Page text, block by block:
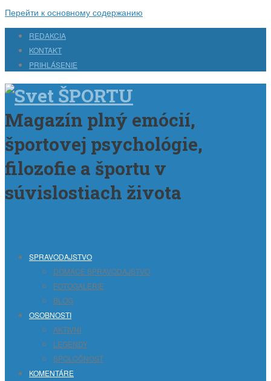
Перейти к основному содержанию
REDAKCIA
KONTAKT
PRIHLÁSENIE
Magazín plný emócií,
športovej psychológie,
filozofie a športu v
súvislostiach života
SPRAVODAJSTVO
DOMÁCE SPRAVODAJSTVO
FOTOGALÉRIE
BLOG
OSOBNOSTI
AKTIVNI
LEGENDY
SPOLOČNOSŤ
KOMENTÁRE